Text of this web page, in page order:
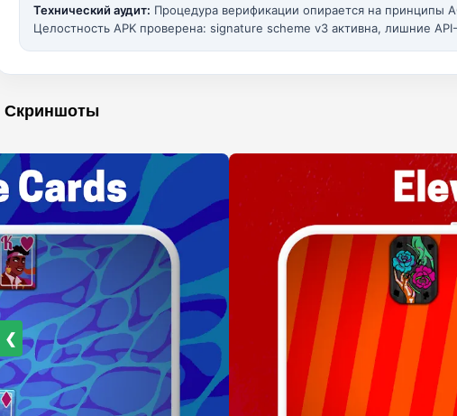
Технический аудит: Процедура верификации опирается на принципы
Целостность APK проверена: signature scheme v3 активна, лишние
Скриншоты
❮